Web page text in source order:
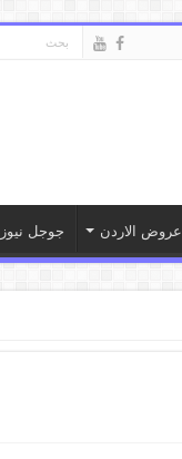
عروض الاردن جوجل نيوز